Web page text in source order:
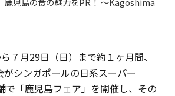
７月29日（日）まで約１ヶ月間、
シンガポールの日系スーパー
で「鹿児島フェア」を開催し、その